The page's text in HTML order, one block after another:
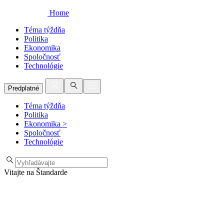
Home
Téma týždňa
Politika
Ekonomika
Spoločnosť
Technológie
Predplatné
Téma týždňa
Politika
Ekonomika >
Spoločnosť
Technológie
Vitajte na Štandarde